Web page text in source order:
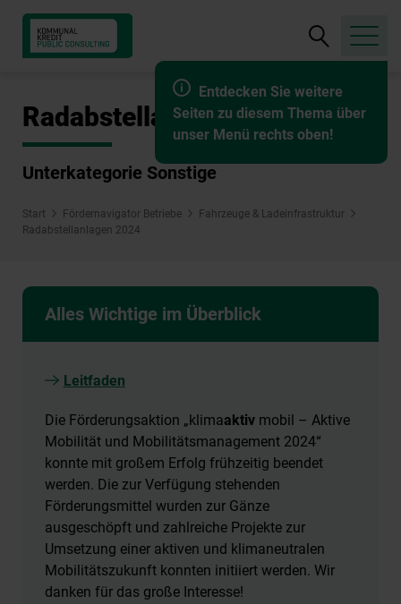
Entdecken Sie weitere
Seiten zu diesem Thema über
unser Menü rechts oben!
Suche
öffnen
Radabstellanlagen 2024
Unterkategorie Sonstige
Start Fördernavigator Betriebe
Fahrzeuge & Ladeinfrastruktur
Radabstellanlagen 2024
Alles Wichtige im Überblick
Leitfaden
Die Förderungsaktion „klimaaktiv mobil – Aktive
Mobilität und Mobilitätsmanagement 2024“
konnte mit großem Erfolg frühzeitig beendet
werden. Die zur Verfügung stehenden
Förderungsmittel wurden zur Gänze
ausgeschöpft und zahlreiche Projekte zur
Umsetzung einer aktiven und klimaneutralen
Mobilitätszukunft konnten initiiert werden. Wir
danken für das große Interesse!